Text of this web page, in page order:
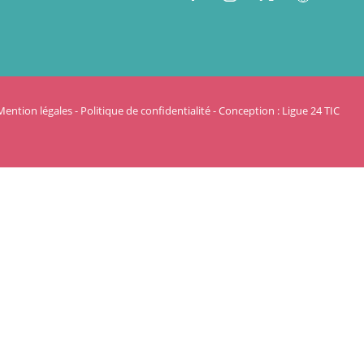
légales- Politique de confidentialité-Conception : Ligue 24 TIC